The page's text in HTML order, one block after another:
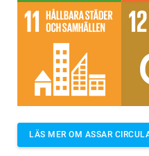
LÄS MER OM ASSAR